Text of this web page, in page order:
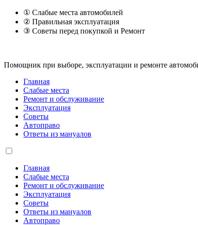
① Слабые места автомобилей
② Правильная эксплуатация
③ Советы перед покупкой и Ремонт
Помощник при выборе, эксплуатации и ремонте
Главная
Слабые места
Ремонт и обслуживание
Эксплуатация
Советы
Автоправо
Ответы из мануалов
Главная
Слабые места
Ремонт и обслуживание
Эксплуатация
Советы
Ответы из мануалов
Автоправо